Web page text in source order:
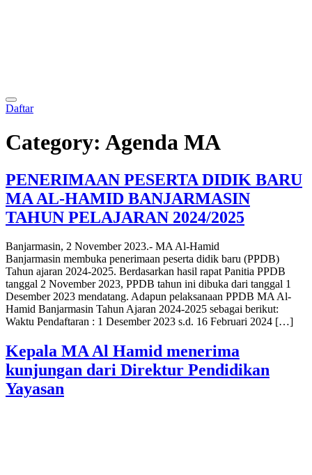
Daftar
Category: Agenda MA
PENERIMAAN PESERTA DIDIK BARU
MA AL-HAMID BANJARMASIN
TAHUN PELAJARAN 2024/2025
Banjarmasin, 2 November 2023.- MA Al-Hamid
Banjarmasin membuka penerimaan peserta didik baru (PPDB)
Tahun ajaran 2024-2025. Berdasarkan hasil rapat Panitia PPDB
tanggal 2 November 2023, PPDB tahun ini dibuka dari tanggal 1
Desember 2023 mendatang. Adapun pelaksanaan PPDB MA Al-
Hamid Banjarmasin Tahun Ajaran 2024-2025 sebagai berikut:
Waktu Pendaftaran : 1 Desember 2023 s.d. 16 Februari 2024 […]
Kepala MA Al Hamid menerima
kunjungan dari Direktur Pendidikan
Yayasan